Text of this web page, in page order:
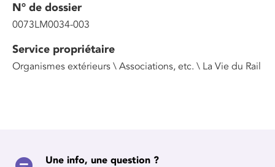
N° de dossier
0073LM0034-003
Service propriétaire
Organismes extérieurs \ Associations, etc. \ La Vie du Rail
Une info, une question ?